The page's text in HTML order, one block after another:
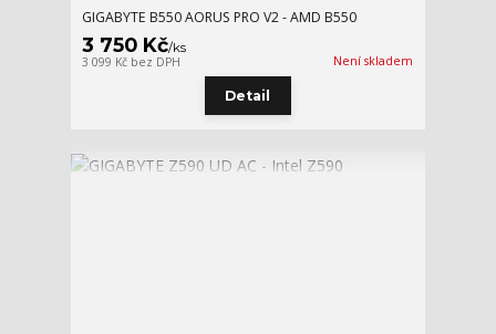
GIGABYTE B550 AORUS PRO V2 - AMD B550
3 750 Kč/ks
3 099 Kč bez DPH Není skladem
Detail